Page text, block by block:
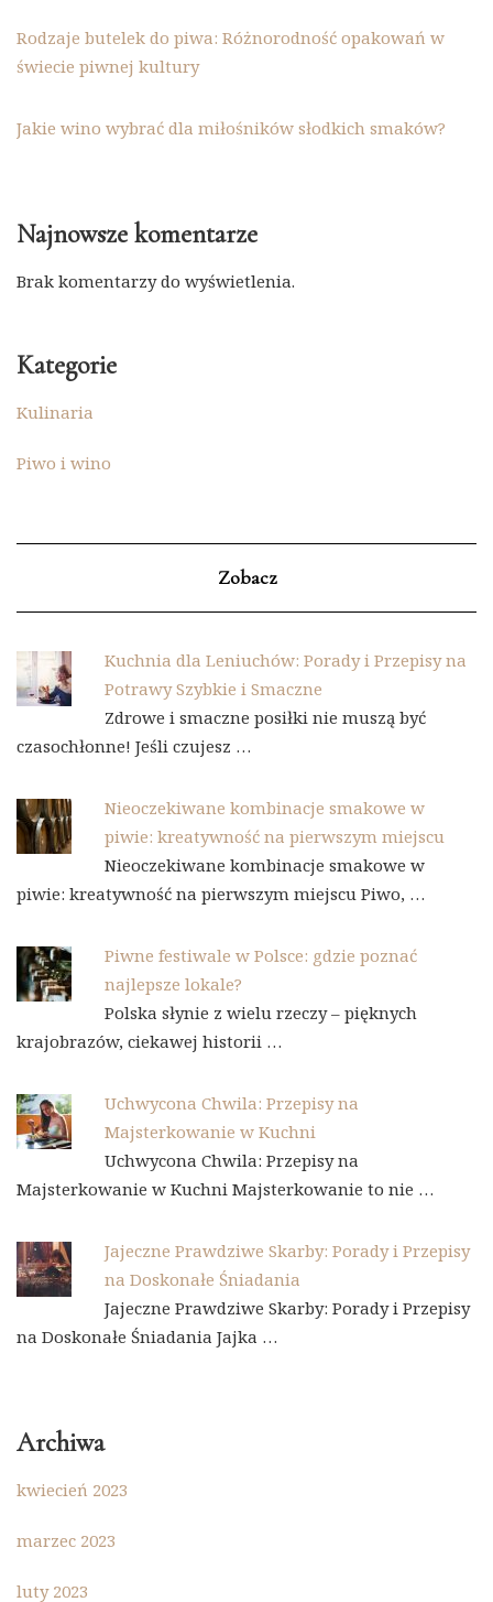
Rodzaje butelek do piwa: Różnorodność opakowań w
świecie piwnej kultury
Jakie wino wybrać dla miłośników słodkich smaków?
Najnowsze komentarze
Brak komentarzy do wyświetlenia.
Kategorie
Kulinaria
Piwo i wino
Zobacz
Kuchnia dla Leniuchów: Porady i Przepisy na
Potrawy Szybkie i Smaczne
Zdrowe i smaczne posiłki nie muszą być
czasochłonne! Jeśli czujesz …
Nieoczekiwane kombinacje smakowe w
piwie: kreatywność na pierwszym miejscu
Nieoczekiwane kombinacje smakowe w
piwie: kreatywność na pierwszym miejscu Piwo, …
Piwne festiwale w Polsce: gdzie poznać
najlepsze lokale?
Polska słynie z wielu rzeczy – pięknych
krajobrazów, ciekawej historii …
Uchwycona Chwila: Przepisy na
Majsterkowanie w Kuchni
Uchwycona Chwila: Przepisy na
Majsterkowanie w Kuchni Majsterkowanie to nie …
Jajeczne Prawdziwe Skarby: Porady i Przepisy
na Doskonałe Śniadania
Jajeczne Prawdziwe Skarby: Porady i Przepisy
na Doskonałe Śniadania Jajka …
Archiwa
kwiecień 2023
marzec 2023
luty 2023